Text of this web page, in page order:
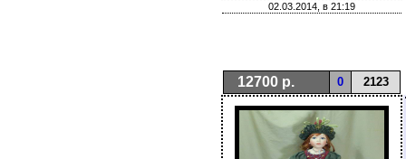
02.03.2014, в 21:19
12700 р. 0 2123